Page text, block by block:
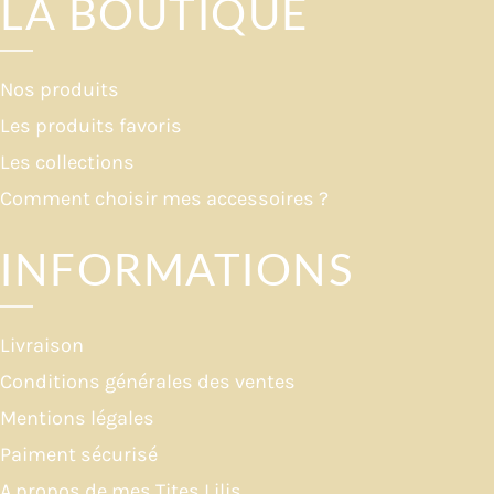
LA BOUTIQUE
Nos produits
Les produits favoris
Les collections
Comment choisir mes accessoires ?
INFORMATIONS
Livraison
Conditions générales des ventes
Mentions légales
Paiment sécurisé